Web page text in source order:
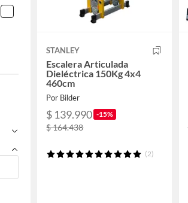
STANLEY
Escalera Articulada
Dieléctrica 150Kg 4x4
460cm
Por Bilder
$ 139.990 -15%
$ 164.438
(2)